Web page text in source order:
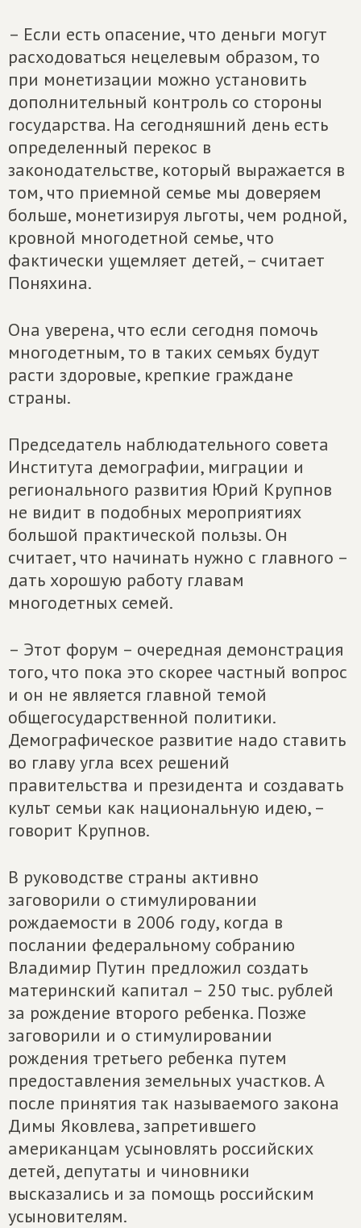
– Если есть опасение, что деньги могут
расходоваться нецелевым образом, то
при монетизации можно установить
дополнительный контроль со стороны
государства. На сегодняшний день есть
определенный перекос в
законодательстве, который выражается в
том, что приемной семье мы доверяем
больше, монетизируя льготы, чем родной,
кровной многодетной семье, что
фактически ущемляет детей, – считает
Поняхина.
Она уверена, что если сегодня помочь
многодетным, то в таких семьях будут
расти здоровые, крепкие граждане
страны.
Председатель наблюдательного совета
Института демографии, миграции и
регионального развития Юрий Крупнов
не видит в подобных мероприятиях
большой практической пользы. Он
считает, что начинать нужно с главного –
дать хорошую работу главам
многодетных семей.
– Этот форум – очередная демонстрация
того, что пока это скорее частный вопрос
и он не является главной темой
общегосударственной политики.
Демографическое развитие надо ставить
во главу угла всех решений
правительства и президента и создавать
культ семьи как национальную идею, –
говорит Крупнов.
В руководстве страны активно
заговорили о стимулировании
рождаемости в 2006 году, когда в
послании федеральному собранию
Владимир Путин предложил создать
материнский капитал – 250 тыс. рублей
за рождение второго ребенка. Позже
заговорили и о стимулировании
рождения третьего ребенка путем
предоставления земельных участков. А
после принятия так называемого закона
Димы Яковлева, запретившего
американцам усыновлять российских
детей, депутаты и чиновники
высказались и за помощь российским
усыновителям.